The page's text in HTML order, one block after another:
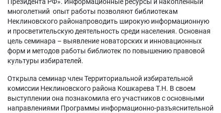
многолетний опыт работы позволяют библиотекам
Неклиновского районапроводить широкую информационную
и просветительскую деятельность среди населения. Основная
цель семинара – выявление новаторских и инновационных
форм и методов работы библиотек по повышению правовой
культуры избирателей.
Открыла семинар член Территориальной избирательной
комиссии Неклиновского района Кошкарева Т.Н. В своем
выступлении она познакомила его участников с основными
направлениями Программы информационно-разъяснительной